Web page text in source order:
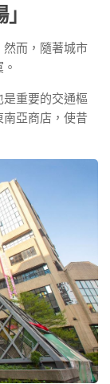
然而，隨著城市
重要的交通樞
亞商店，使昔